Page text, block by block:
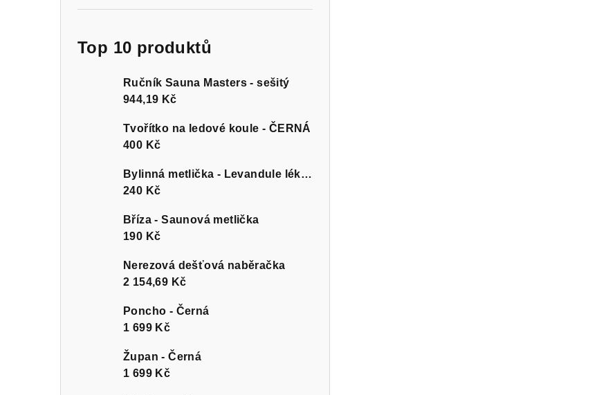
Top 10 produktů
Ručník Sauna Masters - sešitý
944,19 Kč
Tvořítko na ledové koule - ČERNÁ
400 Kč
Bylinná metlička - Levandule lékařská
240 Kč
Bříza - Saunová metlička
190 Kč
Nerezová dešťová naběračka
2 154,69 Kč
Poncho - Černá
1 699 Kč
Župan - Černá
1 699 Kč